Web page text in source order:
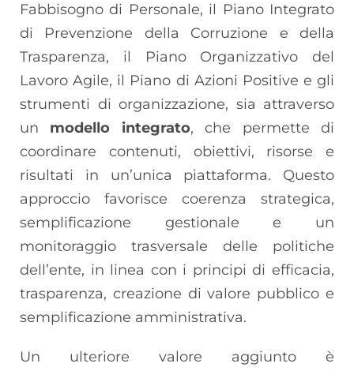
Fabbisogno di Personale, il Piano Integrato
di Prevenzione della Corruzione e della
Trasparenza, il Piano Organizzativo del
Lavoro Agile, il Piano di Azioni Positive e gli
strumenti di organizzazione, sia attraverso
un modello integrato, che permette di
coordinare contenuti, obiettivi, risorse e
risultati in un’unica piattaforma. Questo
approccio favorisce coerenza strategica,
semplificazione gestionale e un
monitoraggio trasversale delle politiche
dell’ente, in linea con i principi di efficacia,
trasparenza, creazione di valore pubblico e
semplificazione amministrativa.
Un ulteriore valore aggiunto è